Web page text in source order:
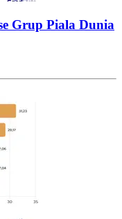
Grup Piala Dunia